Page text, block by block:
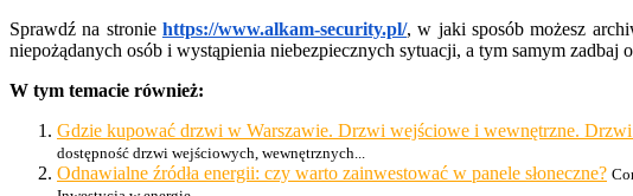
Sprawdź na stronie https://www.alkam-security.pl/, w jaki sposób możesz
niepożądanych osób i wystąpienia niebezpiecznych sytuacji, a tym samym
W tym temacie również:
Gdzie kupować drzwi w Warszawie. Drzwi wejściowe i wewnętrzne. Drzwi
dostępność drzwi wejściowych, wewnętrznych...
Odnawialne źródła energii: czy warto zainwestować w panele słoneczne?